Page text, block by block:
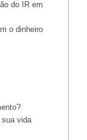
do IR em
o dinheiro
sua vida